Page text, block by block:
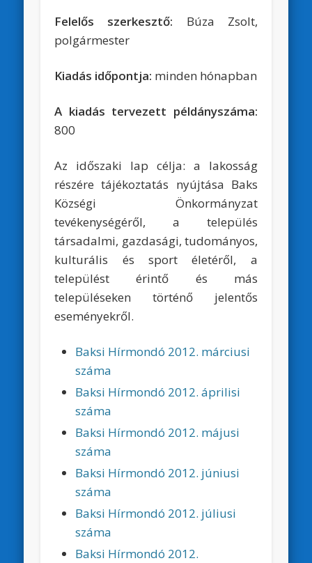
Felelős szerkesztő: Búza Zsolt,
polgármester
Kiadás időpontja: minden hónapban
A kiadás tervezett példányszáma:
800
Az időszaki lap célja: a lakosság
részére tájékoztatás nyújtása Baks
Községi Önkormányzat
tevékenységéről, a település
társadalmi, gazdasági, tudományos,
kulturális és sport életéről, a
települést érintő és más
településeken történő jelentős
eseményekről.
Baksi Hírmondó 2012. márciusi
száma
Baksi Hírmondó 2012. áprilisi
száma
Baksi Hírmondó 2012. májusi
száma
Baksi Hírmondó 2012. júniusi
száma
Baksi Hírmondó 2012. júliusi
száma
Baksi Hírmondó 2012.